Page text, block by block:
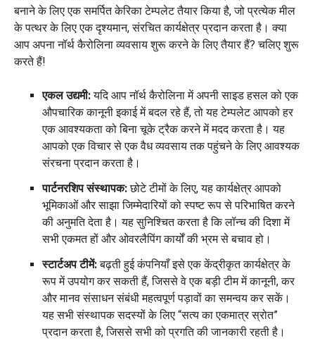
बनाने के लिए एक समर्पित केरिका टेम्पलेट तैयार किया है, जो प्रत्येक मील
के पत्थर के लिए एक दृश्यमान, संरचित कार्यक्षेत्र प्रदान करता है। क्या
आप अपना नॉर्थ कैरोलिना व्यवसाय शुरू करने के लिए तैयार हैं? चलिए शुरू
करते हैं!
एकल उद्यमी:यदि आप नॉर्थ कैरोलिना में अपनी साइड हसल को एक
औपचारिक कानूनी इकाई में बदल रहे हैं, तो यह टेम्पलेट आपको हर
एक आवश्यकता को बिना चूके ट्रैक करने में मदद करता है। यह
आपको एक विचार से एक वैध व्यवसाय तक पहुंचने के लिए आवश्यक
संरचना प्रदान करता है।
पार्टनरशिप संस्थापक:छोटे टीमों के लिए, यह कार्यक्षेत्र आपको
भूमिकाओं और साझा जिम्मेदारियों को स्पष्ट रूप से परिभाषित करने
की अनुमति देता है। यह सुनिश्चित करता है कि लॉन्च की दिशा में
सभी एकमत हों और ओवरलैपिंग कार्यों की भ्रम से बचाव हो।
स्टार्टअप टीमें:बढ़ती हुई कंपनियाँ इसे एक केंद्रीकृत कार्यक्षेत्र के
रूप में उपयोग कर सकती हैं, जिससे वे एक बड़ी टीम में कानूनी, कर
और मानव संसाधन संबंधी महत्वपूर्ण पड़ावों का समन्वय कर सकें।
यह सभी संस्थापक सदस्यों के लिए “सत्य का एकमात्र स्रोत”
प्रदान करता है, जिससे सभी को प्रगति की जानकारी रहती है।